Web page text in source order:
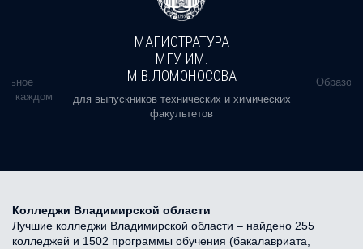
в каждом
МАГИСТРАТУРА
МГУ ИМ.
М.В.ЛОМОНОСОВА
для выпускников технических и химических
факультетов
Колледжи Владимирской области
Лучшие колледжи Владимирской области – найдено 255
колледжей и 1502 программы обучения (бакалавриата,